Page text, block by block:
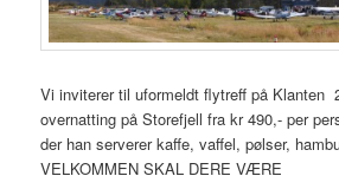
Vi inviterer til uformeldt flytreff på Klanten
overnatting på Storefjell fra kr 490,- per
der han serverer kaffe, vaffel, pølser,
VELKOMMEN SKAL DERE VÆRE